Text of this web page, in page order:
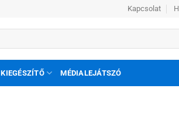
Kapcsolat
KIEGÉSZÍTŐ MÉDIALEJÁTSZÓ